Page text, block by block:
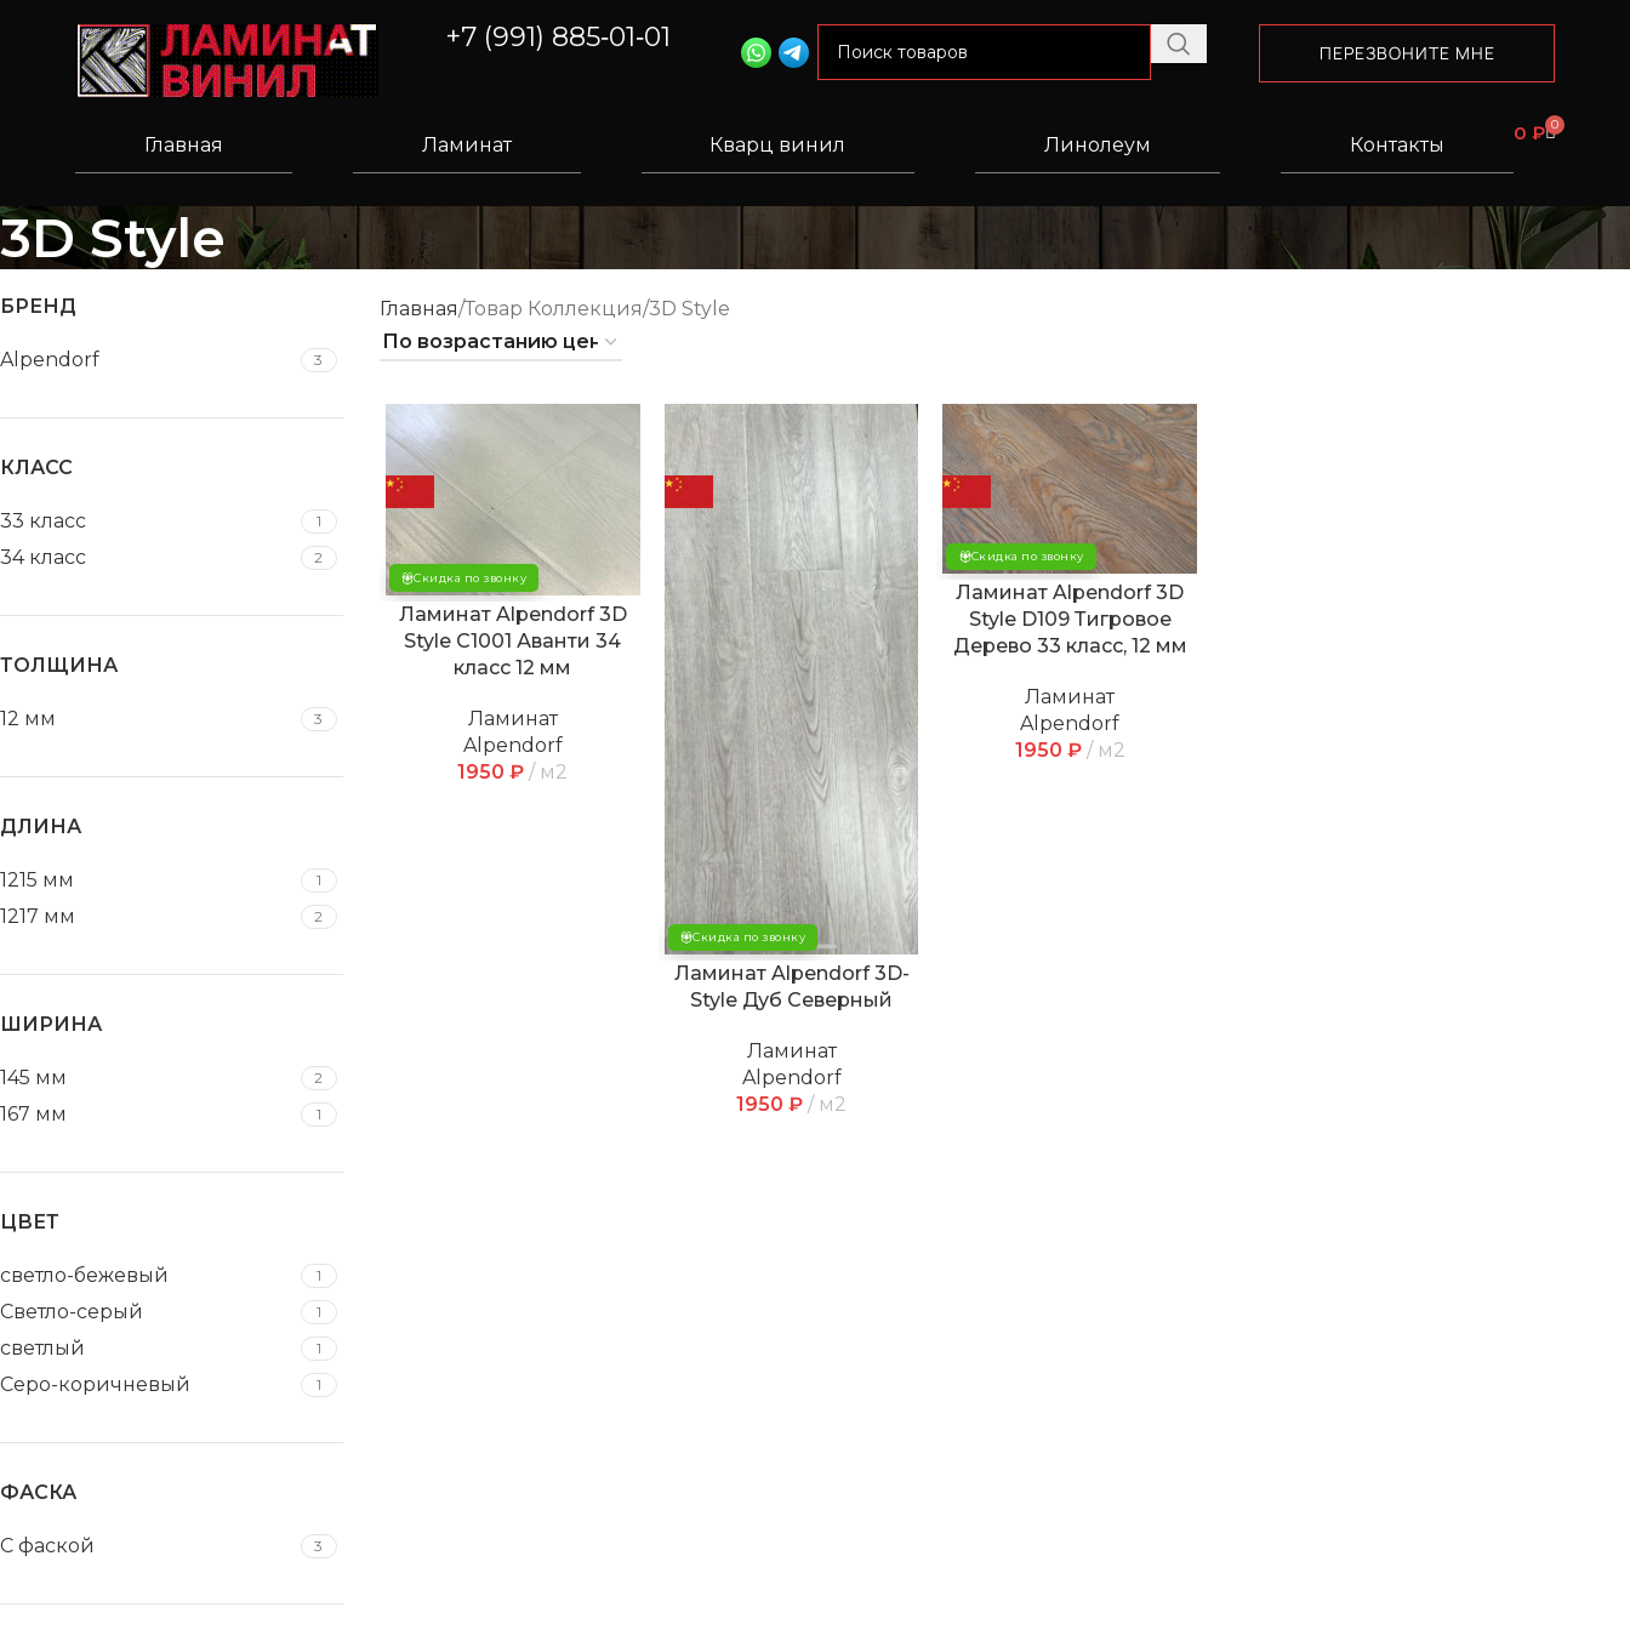
+7 (991) 885‑01‑01 ПЕРЕЗВОНИТЕ МНЕ
Главная Ламинат Кварц винил Линолеум Контакты
0 ₽ 0
3D Style
БРЕНД
Alpendorf 3
КЛАСС
33 класс 1
34 класс 2
ТОЛЩИНА
12 мм 3
ДЛИНА
1215 мм 1
1217 мм 2
ШИРИНА
145 мм 2
167 мм 1
ЦВЕТ
светло-бежевый 1
Светло-серый 1
светлый 1
Серо-коричневый 1
ФАСКА
С фаской 3
Главная Товар Коллекция 3D Style
Скидка по звонку
ОЛУЧИ СКИД
Ламинат Alpendorf 3D
Style С1001 Аванти 34
класс 12 мм
Ламинат
Alpendorf
1950₽ м2
Скидка по звонку
ПОЗВОНИ, П
ОЛУЧИ СКИД
Ламинат Alpendorf 3D-
Style Дуб Северный
Ламинат
Alpendorf
1950₽ м2
Скидка по звонку
ПОЗВОНИ, П
ОЛУЧИ СКИД
КУ
Ламинат Alpendorf 3D
Style D109 Тигровое
Дерево 33 класс, 12 мм
Ламинат
Alpendorf
1950 ₽ м2